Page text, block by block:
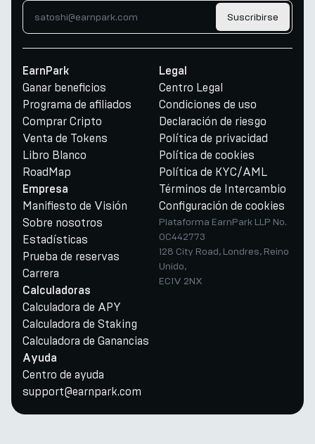
Suscribirse
EarnPark
Ganar beneficios
Programa de afiliados
Comprar Cripto
Venta de Tokens
Libro Blanco
RoadMap
Empresa
Manifiesto de Visión
Sobre nosotros
Estadísticas
Prueba de reservas
Carrera
Calculadoras
Calculadora de APY
Calculadora de Staking
Calculadora de Ganancias
Ayuda
Centro de ayuda
support@earnpark.com
Legal
Centro Legal
Condiciones de uso
Declaración de riesgo
Política de privacidad
Política de cookies
Política de KYC/AML
Términos de Intercambio
Configuración de cookies
Plataforma EarnPark LLP No.
OC442773
128 City Road, Londres, Reino
Unido,
EC1V 2NX